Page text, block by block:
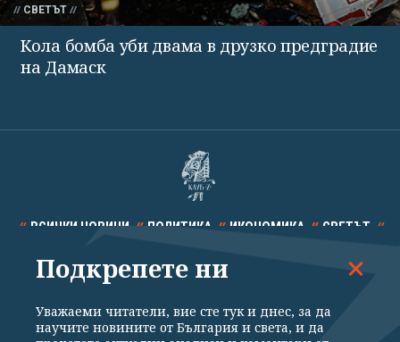
СВЕТЪТ
Кола бомба уби двама в друзко предградие
на Дамаск
ВСИЧКИ НОВИНИ ПОЛИТИКА ИКОНОМИКА СВЕТЪТ
СПОРТ КУЛТУРА ТЕХНОЛОГИИ КАЛЕЙДОСКОП
Подкрепете ни
Уважаеми читатели, вие сте тук и днес, за да
научите новините от България и света, и да